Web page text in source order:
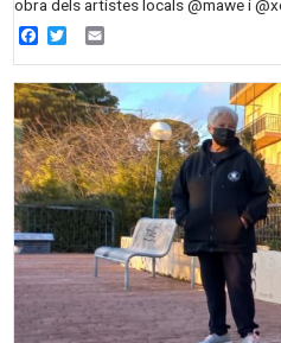
obra dels artistes locals @mawe i
Facebook
Twitter